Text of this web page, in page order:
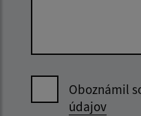
Oboznámil
údajov